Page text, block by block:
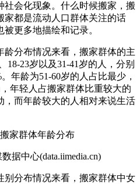
会化现象。什么时候搬家，搬
家都是流动人口群体关注的话
更多地描绘和记录。
分布情况来看，搬家群体的主
18-23岁以及31-41岁的人，分别
年龄为51-60岁的人占比最少，
年轻人占搬家群体比重较大的
，而年龄较大的人相对来说生活
中心(data.iimedia.cn)
分布情况来看，搬家群体中女